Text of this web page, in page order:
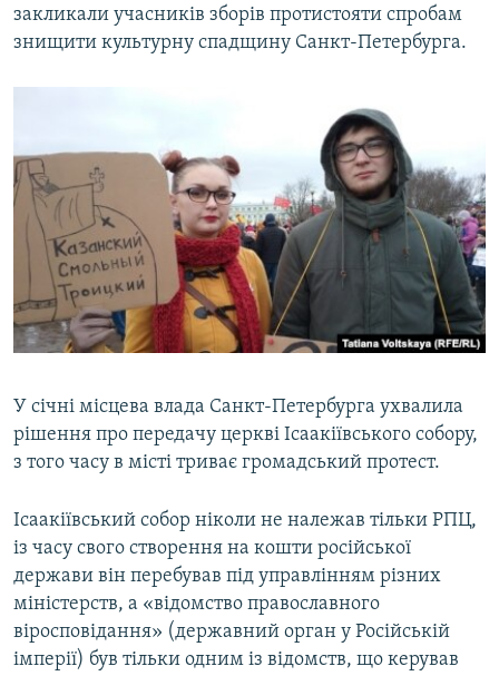
закликали учасників зборів протистояти спробам
знищити культурну спадщину Санкт-Петербурга.
У січні місцева влада Санкт-Петербурга ухвалила
рішення про передачу церкві Ісаакіївського собору,
з того часу в місті триває громадський протест.
Ісаакіївський собор ніколи не належав тільки РПЦ,
із часу свого створення на кошти російської
держави він перебував під управлінням різних
міністерств, а «відомство православного
віросповідання» (державний орган у Російській
імперії) був тільки одним із відомств, що керував